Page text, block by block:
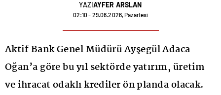
YAZIAYFER ARSLAN
02:10 - 29.06.2026, Pazartesi
Aktif Bank Genel Müdürü Ayşegül Adaca
Oğan’a göre bu yıl sektörde yatırım, üretim
ve ihracat odaklı krediler ön planda olacak.